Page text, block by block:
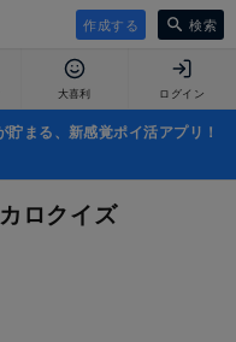
作成する 検索
大喜利 ログイン
まる、新感覚ポイ活アプリ！
ロクイズ